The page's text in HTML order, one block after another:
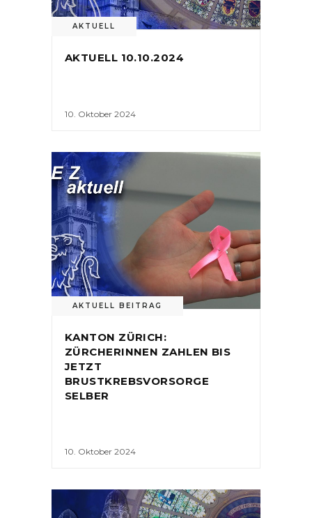
AKTUELL
AKTUELL 10.10.2024
10. Oktober 2024
AKTUELL BEITRAG
KANTON ZÜRICH:
ZÜRCHERINNEN ZAHLEN BIS
JETZT
BRUSTKREBSVORSORGE
SELBER
10. Oktober 2024